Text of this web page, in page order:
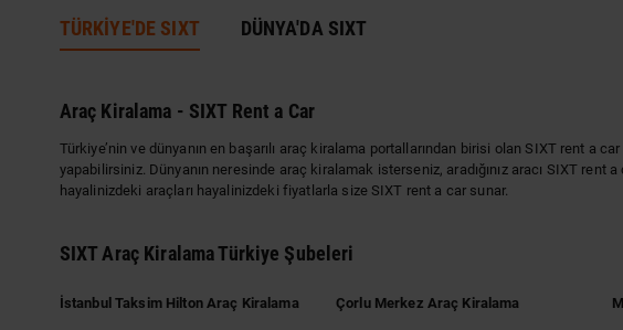
TÜRKİYE'DE SIXT DÜNYA'DA SIXT
Araç Kiralama - SIXT Rent a Car
Türkiye’nin ve dünyanın en başarılı araç kiralama portallarından birisi olan SIXT rent a
yapabilirsiniz. Dünyanın neresinde araç kiralamak isterseniz, aradığınız aracı SIXT
hayalinizdeki araçları hayalinizdeki fiyatlarla size SIXT rent a car sunar.
SIXT Araç Kiralama Türkiye Şubeleri
İstanbul Taksim Hilton Araç Kiralama Çorlu Merkez Araç Kiralama